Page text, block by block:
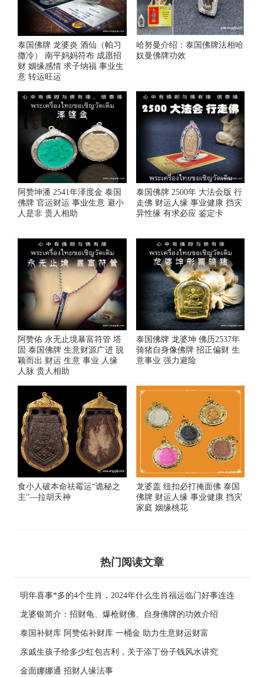
泰国佛牌 龙婆炎 酒仙（帕习
撒冷） 南平妈妈符布 成愿招
财 姻缘感情 求子纳福 事业生
意 转运旺运
哈努曼介绍：泰国佛牌法相哈
奴曼佛牌功效
阿赞坤潘 2541年泽度金 泰国
佛牌 官运财运 事业生意 避小
人是非 贵人相助
泰国佛牌 2500年 大法会版 行
走佛 财运人缘 事业健康 挡灾
异性缘 有求必应 鉴定卡
阿赞佑 永无止境暴富符管 塔
固 泰国佛牌 生意财源广进 脱
颖而出 财运 生意 事业 人缘
人脉 贵人相助
泰国佛牌 龙婆坤 佛历2537年
骑猪自身像佛牌 招正偏财 生
意事业 强力避险
食小人破本命祛霉运“诡秘之
主”—拉胡天神
龙婆盖 纽扣必打掩面佛 泰国
佛牌 财运人缘 事业健康 挡灾
家庭 姻缘桃花
热门阅读文章
明年喜事*多的4个生肖，2024年什么生肖福运临门好事连连
龙婆银简介：招财龟、爆枪财佛、自身佛牌的功效介绍
泰国补财库 阿赞佑补财库 一桶金 助力生意财运财富
亲戚生孩子给多少红包吉利，关于添丁份子钱风水讲究
金面娜娜通 招财人缘法事